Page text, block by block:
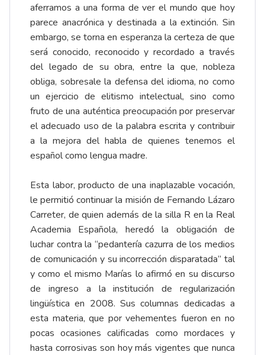
aferramos a una forma de ver el mundo que hoy
parece anacrónica y destinada a la extinción. Sin
embargo, se torna en esperanza la certeza de que
será conocido, reconocido y recordado a través
del legado de su obra, entre la que, nobleza
obliga, sobresale la defensa del idioma, no como
un ejercicio de elitismo intelectual, sino como
fruto de una auténtica preocupación por preservar
el adecuado uso de la palabra escrita y contribuir
a la mejora del habla de quienes tenemos el
español como lengua madre.
Esta labor, producto de una inaplazable vocación,
le permitió continuar la misión de Fernando Lázaro
Carreter, de quien además de la silla R en la Real
Academia Española, heredó la obligación de
luchar contra la “pedantería cazurra de los medios
de comunicación y su incorrección disparatada” tal
y como el mismo Marías lo afirmó en su discurso
de ingreso a la institución de regularización
lingüística en 2008. Sus columnas dedicadas a
esta materia, que por vehementes fueron en no
pocas ocasiones calificadas como mordaces y
hasta corrosivas son hoy más vigentes que nunca